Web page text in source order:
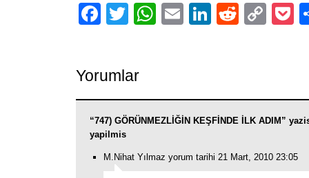
Facebook
TwitterWhatsApp
EmailLinkedIn
Reddit
Yorumlar
“747) GÖRÜNMEZLİĞİN KEŞFİNDE İLK ADIM”
yapilmis
M.Nihat Yılmaz yorum tarihi 21 Mart, 2010 23:05